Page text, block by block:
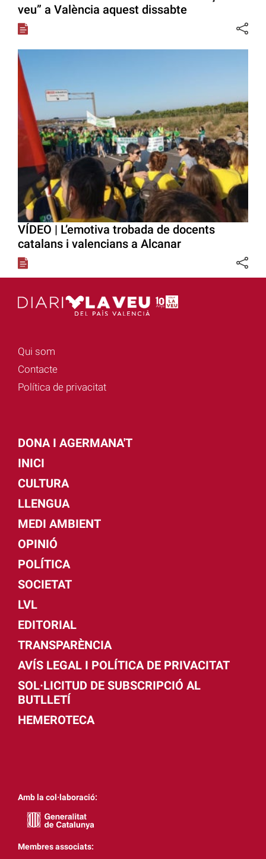
veu” a València aquest dissabte
VÍDEO | L’emotiva trobada de docents
catalans i valencians a Alcanar
Qui som
Contacte
Política de privacitat
DONA I AGERMANA'T
INICI
CULTURA
LLENGUA
MEDI AMBIENT
OPINIÓ
POLÍTICA
SOCIETAT
LVL
EDITORIAL
TRANSPARÈNCIA
AVÍS LEGAL I POLÍTICA DE PRIVACITAT
SOL·LICITUD DE SUBSCRIPCIÓ AL
BUTLLETÍ
HEMEROTECA
Amb la col·laboració:
Membres associats: